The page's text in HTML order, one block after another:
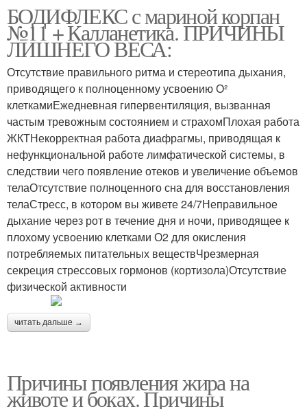
БОДИФЛЕКС с мариной корпан
№11 + Калланетика. ПРИЧИНЫ
ЛИШНЕГО ВЕСА:
Отсутствие правильного ритма и стереотипа дыхания,
приводящего к полноценному усвоению О²
клеткамиЕжедневная гипервентиляция, вызванная
частым тревожным состоянием и страхомПлохая работа
ЖКТНекорректная работа диафрагмы, приводящая к
нефункциональной работе лимфатической системы, в
следствии чего появление отеков и увеличение объемов
телаОтсутствие полноценного сна для восстановления
телаСтресс, в котором вы живете 24/7Неправильное
дыхание через рот в течение дня и ночи, приводящее к
плохому усвоению клетками О2 для окисления
потребляемых питательных веществЧрезмерная
секреция стрессовых гормонов (кортизола)Отсутствие
физической активности
читать дальше →
Причины появления жира на
животе и боках. Причины